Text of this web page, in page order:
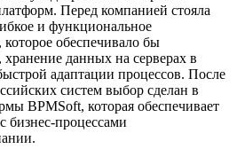
Перед компанией стояла
и функциональное
обеспечивало бы
хранение данных на серверах в
адаптации процессов. После
систем выбор сделан в
BPMSoft, которая обеспечивает
бизнес-процессами